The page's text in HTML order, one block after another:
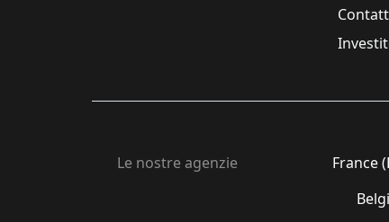
Le nostre agenzie France